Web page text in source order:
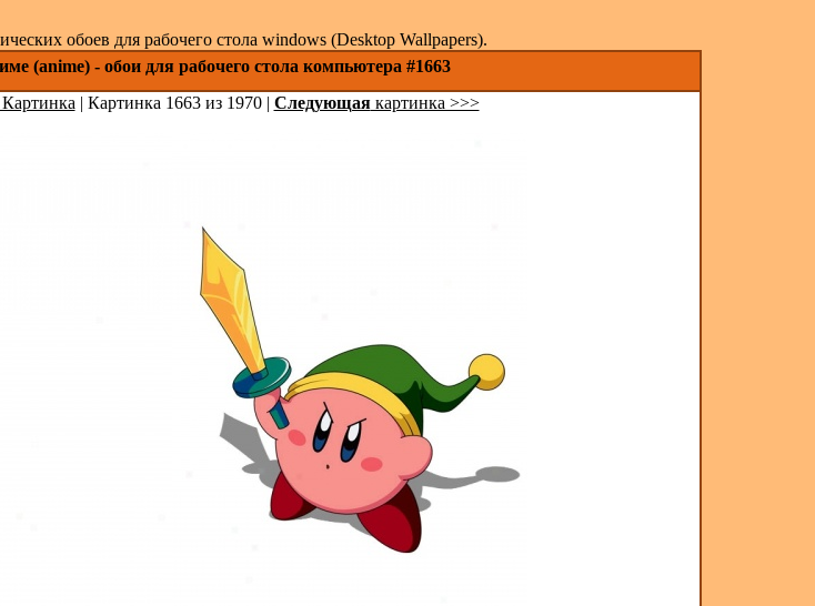
обоев для рабочего стола windows (Desktop Wallpapers).
(anime) - обои для рабочего стола компьютера #1663
| Картинка 1663 из 1970 | Следующаякартинка >>>